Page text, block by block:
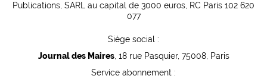
Publications, SARL au capital de 3000 euros, RC Paris 102 620
077
Siège social :
Journal des Maires, 18 rue Pasquier, 75008, Paris
Service abonnement :